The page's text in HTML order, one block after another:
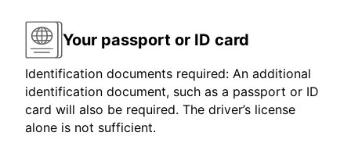
Your passport or ID card
Identification documents required: An additional
identification document, such as a passport or ID
card will also be required. The driver’s license
alone is not sufficient.